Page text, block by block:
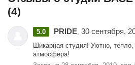
(4)
5.0 PRIDE, 30 сентября,
Шикарная студия! Уютно,
атмосфера!